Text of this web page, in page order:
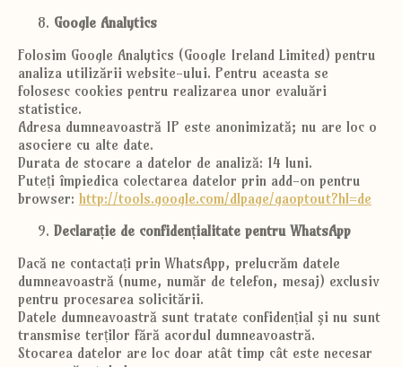
Google Analytics
Folosim Google Analytics (Google Ireland Limited) pentru
analiza utilizării website-ului. Pentru aceasta se
folosesc cookies pentru realizarea unor evaluări
statistice.
Adresa dumneavoastră IP este anonimizată; nu are loc o
asociere cu alte date.
Durata de stocare a datelor de analiză: 14 luni.
Puteți împiedica colectarea datelor prin add-on pentru
browser: http://tools.google.com/dlpage/gaoptout?hl=de
Declarație de confidențialitate pentru WhatsApp
Dacă ne contactați prin WhatsApp, prelucrăm datele
dumneavoastră (nume, număr de telefon, mesaj) exclusiv
pentru procesarea solicitării.
Datele dumneavoastră sunt tratate confidențial și nu sunt
transmise terților fără acordul dumneavoastră.
Stocarea datelor are loc doar atât timp cât este necesar